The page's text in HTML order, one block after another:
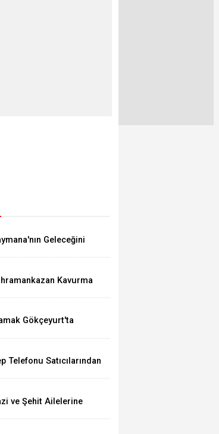
Kupasında Final Heyecanı
Geleceğini
Kavurma
Gökçeyurt'ta
Telefonu Satıcılarından
ve Şehit Ailelerine